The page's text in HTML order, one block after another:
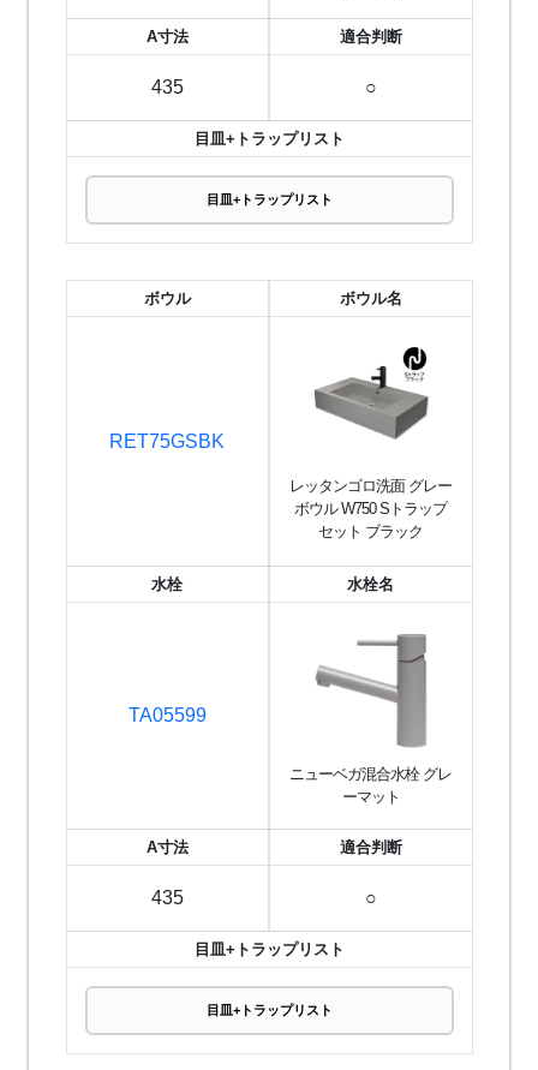
A寸法
435
適合判断
○
目皿+トラップリスト
目皿+トラップリスト
ボウル
RET75GSBK
ボウル名
レッタンゴロ洗面 グレー
ボウル W750 Sトラップ
セット ブラック
水栓
TA05599
水栓名
ニューベガ混合水栓 グレ
ーマット
A寸法
435
適合判断
○
目皿+トラップリスト
目皿+トラップリスト